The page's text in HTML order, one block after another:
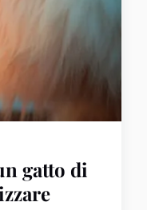
gatto di